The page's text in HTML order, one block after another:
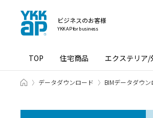
ビジネスのお客様
YKK AP for business
TOP 住宅商品 エクステリア/
ホーム データダウンロード BIMデータダウン